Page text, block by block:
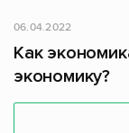
06.04.2022
Как
экономику?